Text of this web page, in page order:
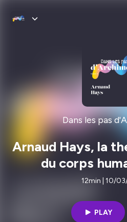
Dans les pas
Arnaud Hays, la
du corps
12min | 10/
PLAY